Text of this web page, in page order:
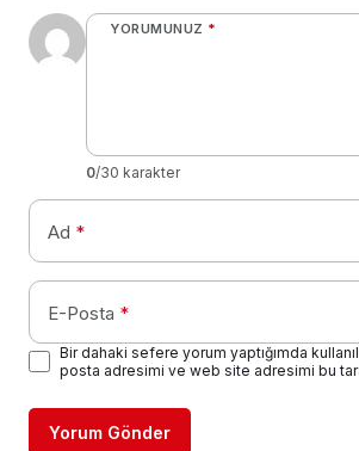
YORUMUNUZ *
0/30 karakter
Ad *
E-Posta *
Bir dahaki sefere yorum yaptığımda
posta adresimi ve web site adresimi bu
Yorum Gönder